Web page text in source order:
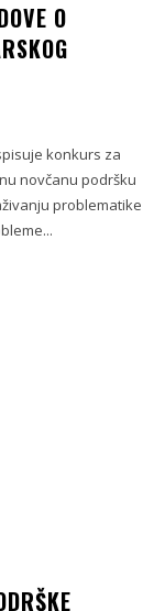
O
konkurs za
novčanu podršku
problematike